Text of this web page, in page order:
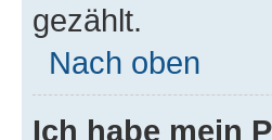
gezählt.
Nach oben
Ich habe mein